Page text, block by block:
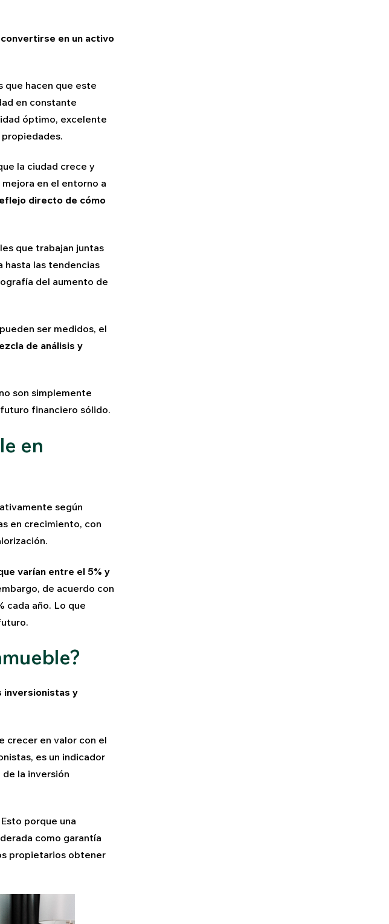
en un activo
que hacen que este
en constante
óptimo, excelente
la ciudad crece y
en el entorno a
directo de cómo
que trabajan juntas
hasta las tendencias
del aumento de
ser medidos, el
de análisis y
son simplemente
financiero sólido.
en
según
en crecimiento, con
varían entre el 5% y
de acuerdo con
cada año. Lo que
inversionistas y
crecer en valor con el
es un indicador
la inversión
porque una
como garantía
propietarios obtener